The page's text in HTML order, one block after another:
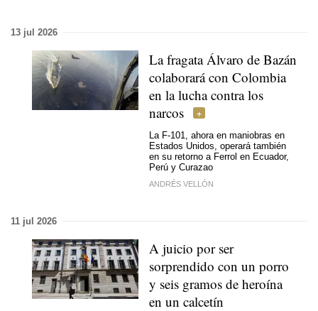
13 jul 2026
La fragata Álvaro de Bazán
colaborará con Colombia
en la lucha contra los
narcos
La F-101, ahora en maniobras en
Estados Unidos, operará también
en su retorno a Ferrol en Ecuador,
Perú y Curazao
ANDRÉS VELLÓN
11 jul 2026
A juicio por ser
sorprendido con un porro
y seis gramos de heroína
en un calcetín